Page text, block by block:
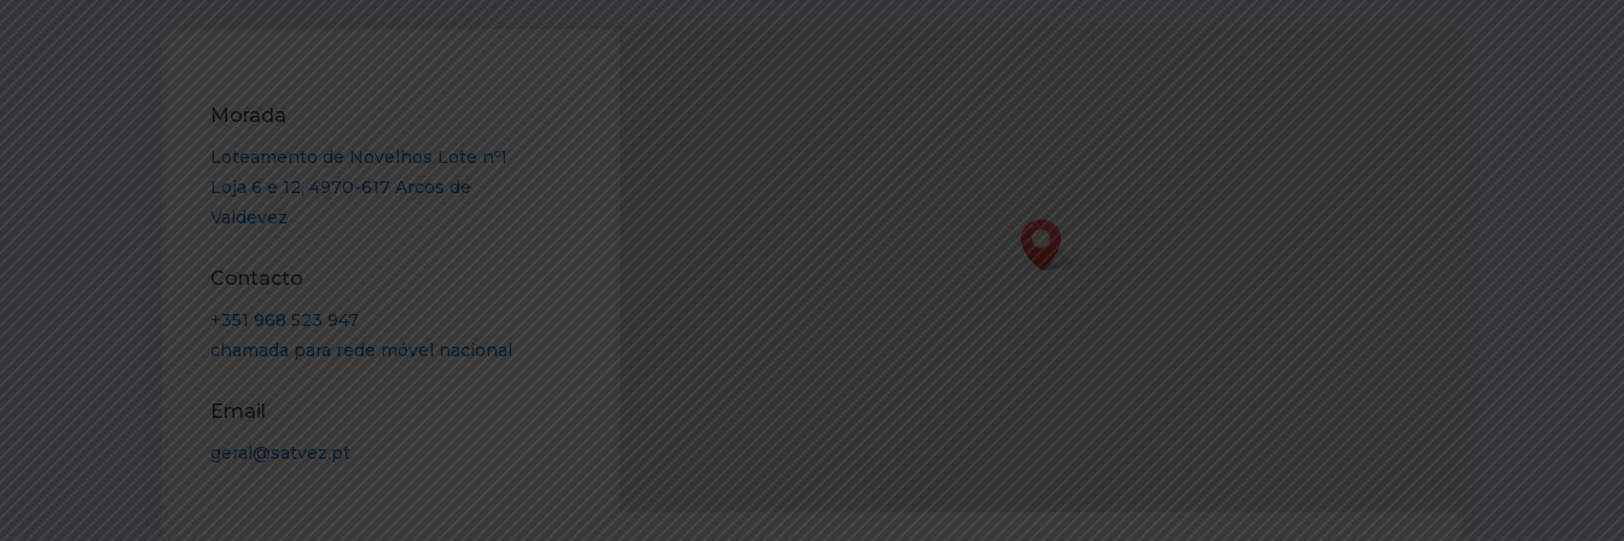
Morada
Loteamento de Novelhos Lote nº1
Loja 6 e 12, 4970-617 Arcos de
Valdevez
Contacto
+351 968 523 947
chamada para rede móvel nacional
Email
geral@satvez.pt